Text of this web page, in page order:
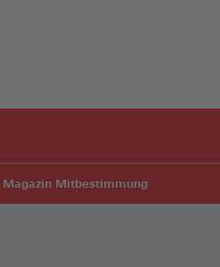
Magazin Mitbestimmung